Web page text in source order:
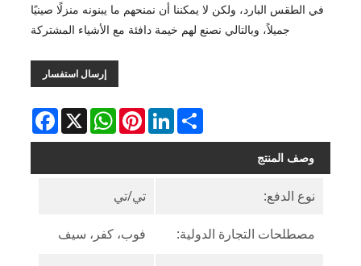
في الطقس البارد، ولكن لا يمكننا أن نمنحهم ما يبنونه منزلًا صينيًا
جميلاً، وبالتالي نصنع لهم خيمة دافئة مع الأشياء المشتركة
إرسال استفسار
Facebook X
WhatsAppPinterestLinkedInShare
وصف المنتج
نوع الدفع: تي/تي
مصطلحات التجارة الدولية: فوب، كفر، سيف